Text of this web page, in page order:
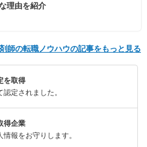
理由を紹介
師の転職ノウハウの記事をもっと見る
を取得
定されました。
得企業
報をお守りします。